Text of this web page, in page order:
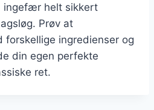
ingefær helt sikkert
Prøv at
forskellige ingredienser og
din egen perfekte
ret.